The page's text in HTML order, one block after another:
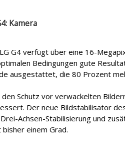
Kamera
G4 verfügt über eine 16-
Bedingungen gute
ausgestattet, die 80 Prozent
den Schutz vor verwackelten
Der neue Bildstabilisator
Achsen-Stabilisierung und
einem Grad.